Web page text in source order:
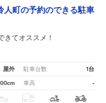
人町の予約のできる駐車
きてオススメ！
屋外 駐車台数 1台
車高 -